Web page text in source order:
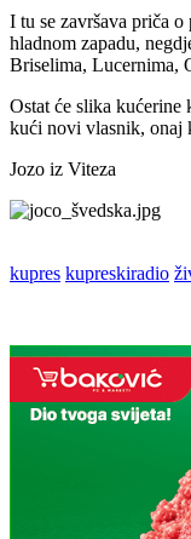
I tu se završava priča
hladnom zapadu,
Briselima, Lucernima,
Ostat će slika kućerine
kući novi vlasnik, onaj
Jozo iz Viteza
kupres kupreskiradio